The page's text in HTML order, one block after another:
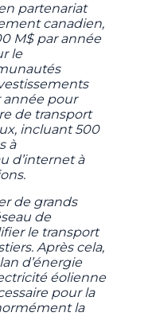
partenariat
canadien,
M$ par année
le
année pour
de transport
incluant 500
à
d’internet à
de grands
de
le transport
Après cela,
d’énergie
éolienne
pour la
la